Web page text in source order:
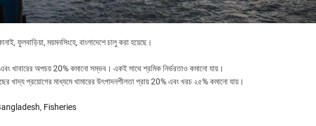
ফুলবাড়িয়া, ময়মনসিংহে, বাংলাদেশে চালু করা হয়েছে।
এবং খাবারের অপচয় 20% কমানো সম্ভব। একই সাথে শ্রমিক নির্ভরতাও কমানো যায়।
প্রয়োগের মাধ্যমে খামারের উৎপাদনশীলতা প্রায় 20% এবং খরচ ২৫% কমানো যায়।
, Fisheries